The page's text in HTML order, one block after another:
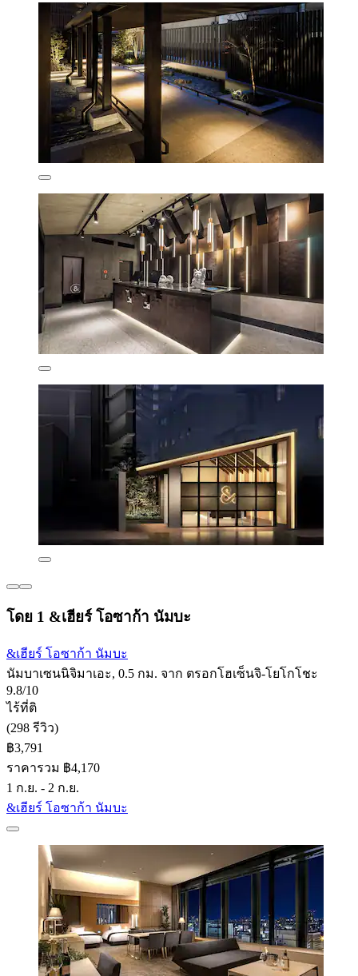
โดย 1 &เฮียร์ โอซาก้า นัมบะ
&เฮียร์ โอซาก้า นัมบะ
นัมบาเซนนิจิมาเอะ, 0.5 กม. จาก ตรอกโฮเซ็นจิ-โยโกโชะ
9.8/10
ไร้ที่ติ
(298 รีวิว)
฿3,791
ราคารวม ฿4,170
1 ก.ย. - 2 ก.ย.
&เฮียร์ โอซาก้า นัมบะ